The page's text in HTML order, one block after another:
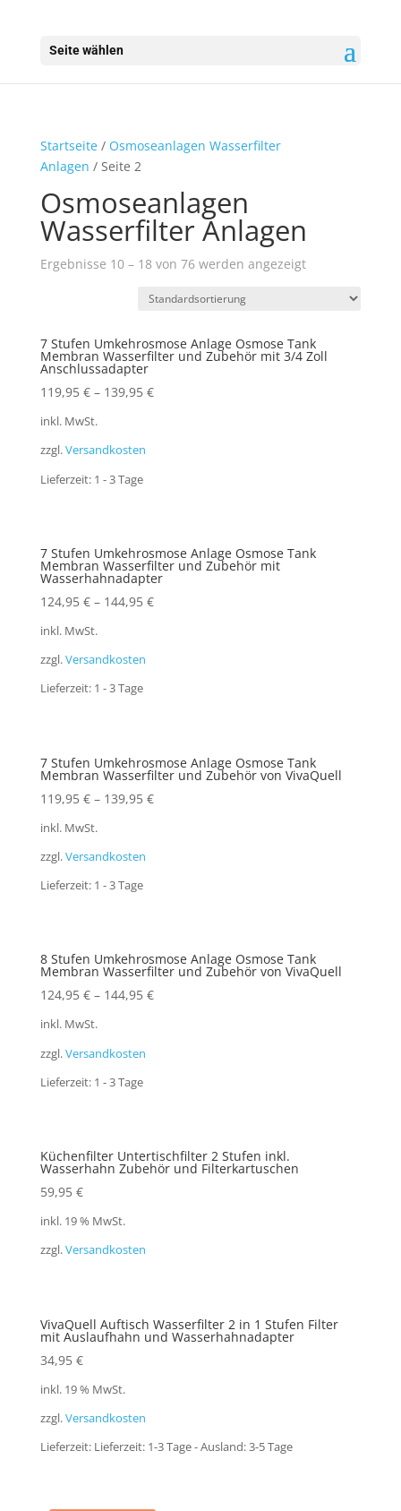
Seite wählen
Startseite/ Osmoseanlagen Wasserfilter
Anlagen / Seite 2
Osmoseanlagen
Wasserfilter Anlagen
Ergebnisse 10 – 18 von 76 werden angezeigt
7 Stufen Umkehrosmose Anlage Osmose Tank
Membran Wasserfilter und Zubehör mit 3/4 Zoll
Anschlussadapter
119,95 €– 139,95 €
inkl. MwSt.
zzgl.Versandkosten
Lieferzeit: 1 - 3 Tage
7 Stufen Umkehrosmose Anlage Osmose Tank
Membran Wasserfilter und Zubehör mit
Wasserhahnadapter
124,95 €– 144,95 €
inkl. MwSt.
zzgl.Versandkosten
Lieferzeit: 1 - 3 Tage
7 Stufen Umkehrosmose Anlage Osmose Tank
Membran Wasserfilter und Zubehör von VivaQuell
119,95 €– 139,95 €
inkl. MwSt.
zzgl.Versandkosten
Lieferzeit: 1 - 3 Tage
8 Stufen Umkehrosmose Anlage Osmose Tank
Membran Wasserfilter und Zubehör von VivaQuell
124,95 €– 144,95 €
inkl. MwSt.
zzgl.Versandkosten
Lieferzeit: 1 - 3 Tage
Küchenfilter Untertischfilter 2 Stufen inkl.
Wasserhahn Zubehör und Filterkartuschen
59,95 €
inkl. 19 % MwSt.
zzgl.Versandkosten
VivaQuell Auftisch Wasserfilter 2 in 1 Stufen Filter
mit Auslaufhahn und Wasserhahnadapter
34,95 €
inkl. 19 % MwSt.
zzgl.Versandkosten
Lieferzeit: Lieferzeit: 1-3 Tage - Ausland: 3-5 Tage